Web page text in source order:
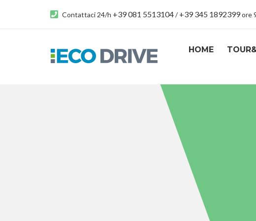
Contattaci 24/h +39 081 5513104/+39 345 1892399ore
HOME